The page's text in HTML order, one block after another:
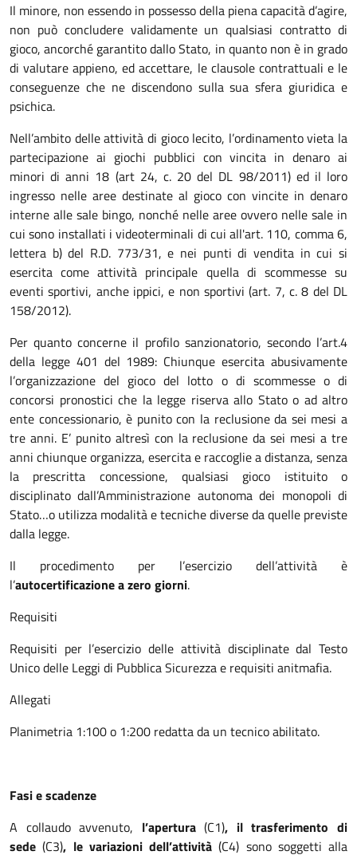
Il minore, non essendo in possesso della piena capacità d’agire,
non può concludere validamente un qualsiasi contratto di
gioco, ancorché garantito dallo Stato, in quanto non è in grado
di valutare appieno, ed accettare, le clausole contrattuali e le
conseguenze che ne discendono sulla sua sfera giuridica e
psichica.
Nell’ambito delle attività di gioco lecito, l’ordinamento vieta la
partecipazione ai giochi pubblici con vincita in denaro ai
minori di anni 18 (art 24, c. 20 del DL 98/2011) ed il loro
ingresso nelle aree destinate al gioco con vincite in denaro
interne alle sale bingo, nonché nelle aree ovvero nelle sale in
cui sono installati i videoterminali di cui all'art. 110, comma 6,
lettera b) del R.D. 773/31, e nei punti di vendita in cui si
esercita come attività principale quella di scommesse su
eventi sportivi, anche ippici, e non sportivi (art. 7, c. 8 del DL
158/2012).
Per quanto concerne il profilo sanzionatorio, secondo l’art.4
della legge 401 del 1989: Chiunque esercita abusivamente
l’organizzazione del gioco del lotto o di scommesse o di
concorsi pronostici che la legge riserva allo Stato o ad altro
ente concessionario, è punito con la reclusione da sei mesi a
tre anni. E’ punito altresì con la reclusione da sei mesi a tre
anni chiunque organizza, esercita e raccoglie a distanza, senza
la prescritta concessione, qualsiasi gioco istituito o
disciplinato dall’Amministrazione autonoma dei monopoli di
Stato…o utilizza modalità e tecniche diverse da quelle previste
dalla legge.
Il procedimento per l’esercizio dell’attività è
l’autocertificazione a zero giorni.
Requisiti
Requisiti per l’esercizio delle attività disciplinate dal Testo
Unico delle Leggi di Pubblica Sicurezza e requisiti anitmafia.
Allegati
Planimetria 1:100 o 1:200 redatta da un tecnico abilitato.
Fasi e scadenze
A collaudo avvenuto, l’apertura(C1), il trasferimento di
sede(C3), le variazioni dell’attività(C4) sono soggetti alla